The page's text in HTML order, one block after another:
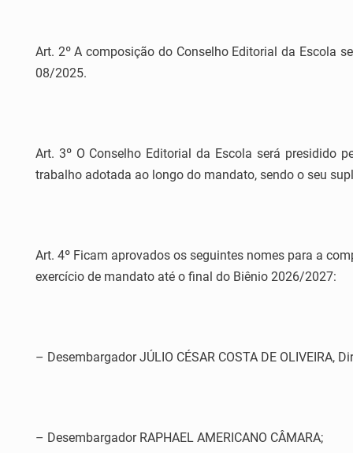
Art. 2º A composição do Conselho Editorial da Escola
08/2025.
Art. 3º O Conselho Editorial da Escola será presidido
trabalho adotada ao longo do mandato, sendo o seu
Art. 4º Ficam aprovados os seguintes nomes para a
exercício de mandato até o final do Biênio 2026/2027:
– Desembargador JÚLIO CÉSAR COSTA DE OLIVEIRA,
– Desembargador RAPHAEL AMERICANO CÂMARA;